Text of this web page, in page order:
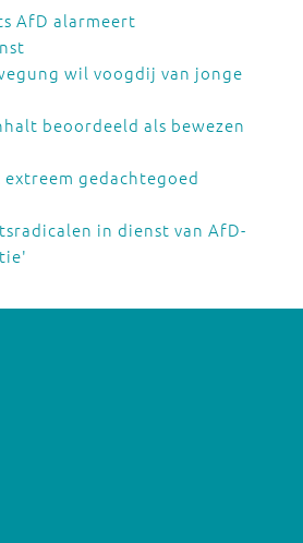
AfD alarmeert
wil voogdij van jonge
beoordeeld als bewezen
gedachtegoed
in dienst van AfD-